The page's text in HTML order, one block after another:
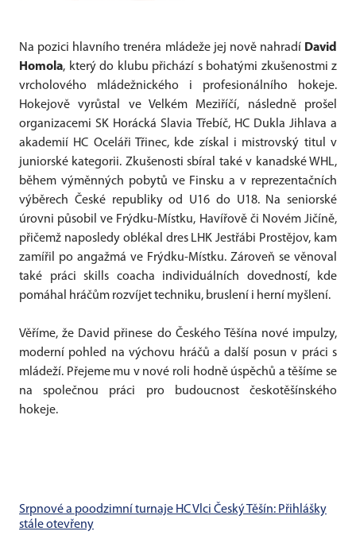
Na pozici hlavního trenéra mládeže jej nově nahradí David
Homola, který do klubu přichází s bohatými zkušenostmi z
vrcholového mládežnického i profesionálního hokeje.
Hokejově vyrůstal ve Velkém Meziříčí, následně prošel
organizacemi SK Horácká Slavia Třebíč, HC Dukla Jihlava a
akademií HC Oceláři Třinec, kde získal i mistrovský titul v
juniorské kategorii. Zkušenosti sbíral také v kanadské WHL,
během výměnných pobytů ve Finsku a v reprezentačních
výběrech České republiky od U16 do U18. Na seniorské
úrovni působil ve Frýdku-Místku, Havířově či Novém Jičíně,
přičemž naposledy oblékal dres LHK Jestřábi Prostějov, kam
zamířil po angažmá ve Frýdku-Místku. Zároveň se věnoval
také práci skills coacha individuálních dovedností, kde
pomáhal hráčům rozvíjet techniku, bruslení i herní myšlení.
Věříme, že David přinese do Českého Těšína nové impulzy,
moderní pohled na výchovu hráčů a další posun v práci s
mládeží. Přejeme mu v nové roli hodně úspěchů a těšíme se
na společnou práci pro budoucnost českotěšínského
hokeje.
Srpnové a poodzimní turnaje HC Vlci Český Těšín: Přihlášky
stále otevřeny